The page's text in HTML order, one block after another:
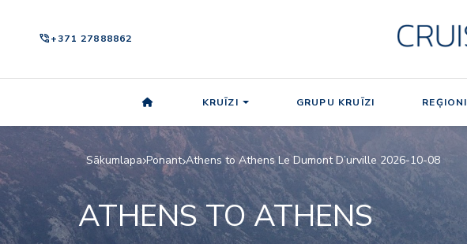
phone_in_talk+371 27888862
KRUĪZI GRUPU KRUĪZI REĢIONI
Sākumlapa Ponant Athens to Athens Le Dumont D’urville 2026-10-08
ATHENS TO ATHENS